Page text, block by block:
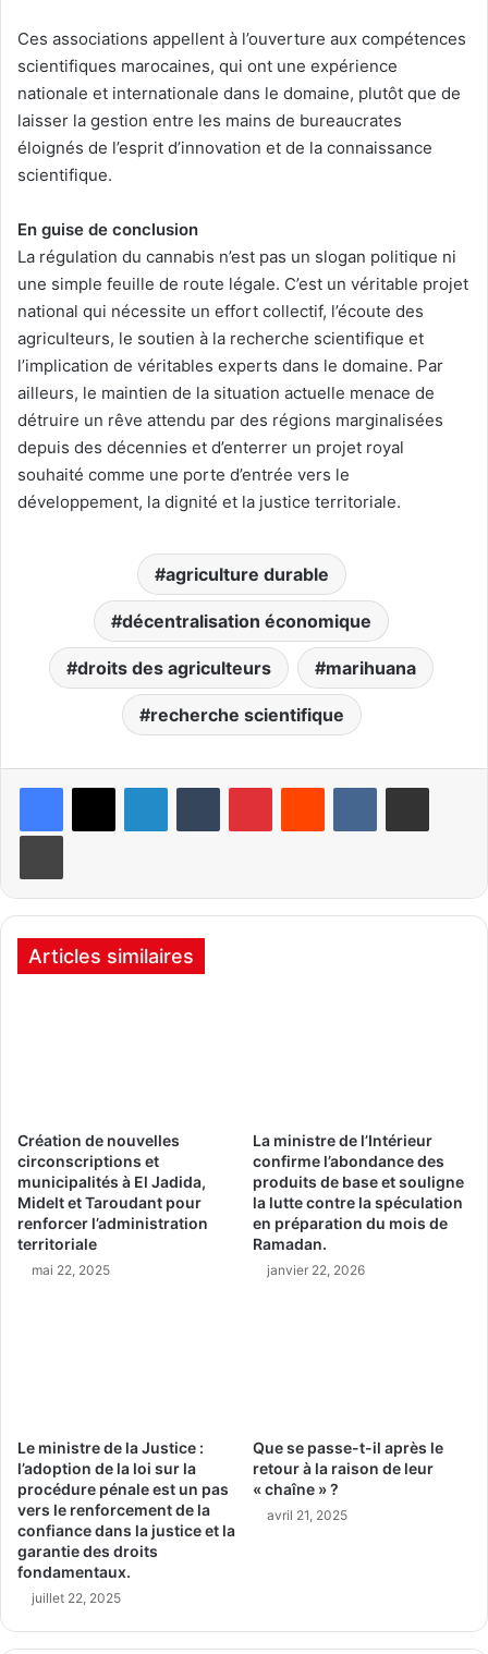
Ces associations appellent à l’ouverture aux compétences
scientifiques marocaines, qui ont une expérience
nationale et internationale dans le domaine, plutôt que de
laisser la gestion entre les mains de bureaucrates
éloignés de l’esprit d’innovation et de la connaissance
scientifique.
En guise de conclusion
La régulation du cannabis n’est pas un slogan politique ni
une simple feuille de route légale. C’est un véritable projet
national qui nécessite un effort collectif, l’écoute des
agriculteurs, le soutien à la recherche scientifique et
l’implication de véritables experts dans le domaine. Par
ailleurs, le maintien de la situation actuelle menace de
détruire un rêve attendu par des régions marginalisées
depuis des décennies et d’enterrer un projet royal
souhaité comme une porte d’entrée vers le
développement, la dignité et la justice territoriale.
agriculture durable
décentralisation économique
droits des agriculteurs marihuana
recherche scientifique
Articles similaires
Création de nouvelles
circonscriptions et
municipalités à El Jadida,
Midelt et Taroudant pour
renforcer l’administration
territoriale
mai 22, 2025
La ministre de l’Intérieur
confirme l’abondance des
produits de base et souligne
la lutte contre la spéculation
en préparation du mois de
Ramadan.
janvier 22, 2026
Le ministre de la Justice :
l’adoption de la loi sur la
procédure pénale est un pas
vers le renforcement de la
confiance dans la justice et la
garantie des droits
fondamentaux.
juillet 22, 2025
Que se passe-t-il après le
retour à la raison de leur
« chaîne » ?
avril 21, 2025